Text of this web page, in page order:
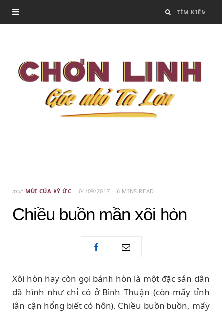
mục MÙI CỦA KÝ ỨC 04/09/2017 6 MINS READ
Chiều buồn mần xôi hòn
Xôi hòn hay còn gọi bánh hòn là một đặc sản dân
dã hình như chỉ có ở Bình Thuận (còn mấy tỉnh
lân cận hổng biết có hôn). Chiều buồn buồn, mấy